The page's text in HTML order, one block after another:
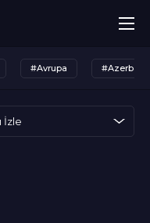
#Avrupa
İzle